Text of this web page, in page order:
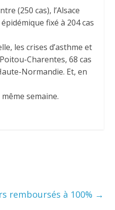
(250 cas), l’Alsace
fixé à 204 cas
les crises d’asthme et
Charentes, 68 cas
Normandie. Et, en
semaine.
remboursés à 100% →